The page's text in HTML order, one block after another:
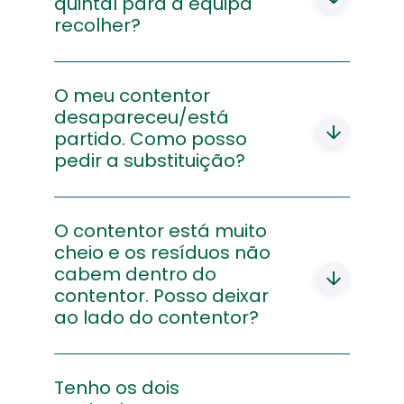
a equipa não poderá recolher.
recolher?
autorização para entrar em propriedade
privada, estes devem ser colocados no
exterior da propriedade, no dia anterior
ao estipulado no calendário que foi
O meu contentor
desapareceu/está
partido. Como posso
pedir a substituição?
atendimento da Linha da Reciclagem
gratuitamente através do telefone 800
911 400,
email:atendimento@linhadareciclagem.pt
para pedir essa substituição.
O contentor está muito
cheio e os resíduos não
cabem dentro do
contentor. Posso deixar
ao lado do contentor?
desde que não seja preto e que seja
Tenho os dois